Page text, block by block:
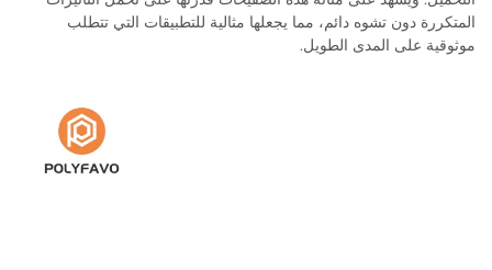
المتكررة دون تشوه دائم، مما يجعلها مثالية للتطبيقات التي تتطلب
موثوقية على المدى الطويل.